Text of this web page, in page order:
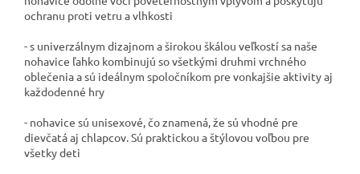
ochranu proti vetru a vlhkosti
- s univerzálnym dizajnom a širokou škálou veľkostí sa naše
nohavice ľahko kombinujú so všetkými druhmi vrchného
oblečenia a sú ideálnym spoločníkom pre vonkajšie aktivity aj
každodenné hry
- nohavice sú unisexové, čo znamená, že sú vhodné pre
dievčatá aj chlapcov. Sú praktickou a štýlovou voľbou pre
všetky deti